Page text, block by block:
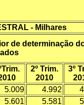
- Milhares
de determinação
2º Trim.
2010
3º
5.009 4.992
5.601 5.581